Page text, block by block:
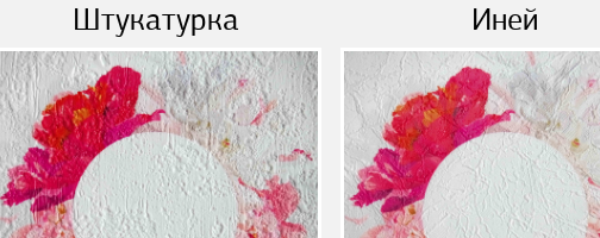
Штукатурка Иней